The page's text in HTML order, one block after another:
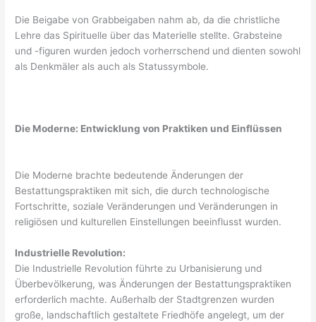
Die Beigabe von Grabbeigaben nahm ab, da die christliche
Lehre das Spirituelle über das Materielle stellte. Grabsteine ​​
und -figuren wurden jedoch vorherrschend und dienten sowohl
als Denkmäler als auch als Statussymbole.
Die Moderne: Entwicklung von Praktiken und Einflüssen
Die Moderne brachte bedeutende Änderungen der
Bestattungspraktiken mit sich, die durch technologische
Fortschritte, soziale Veränderungen und Veränderungen in
religiösen und kulturellen Einstellungen beeinflusst wurden.
Industrielle Revolution:
Die Industrielle Revolution führte zu Urbanisierung und
Überbevölkerung, was Änderungen der Bestattungspraktiken
erforderlich machte. Außerhalb der Stadtgrenzen wurden
große, landschaftlich gestaltete Friedhöfe angelegt, um der